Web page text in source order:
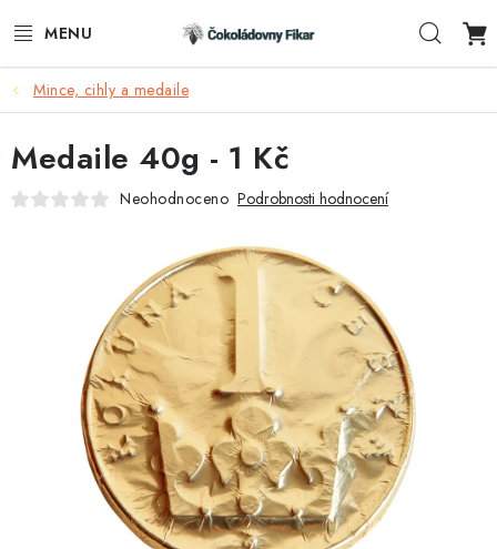
na
ESHOP
REKLAMNÍ VÝROBKY
O NÁS
AKTUALITY
KONTAKTY
FUNKČNÍ ČOKOLÁDA
Mince, cihly a medaile
Medaile 40g - 1 Kč
Neohodnoceno Podrobnosti hodnocení